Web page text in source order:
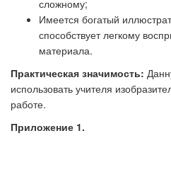
сложному;
Имеется богатый
способствует легкому
материала.
Практическая значимость:
использовать учителя
работе.
Приложение 1.